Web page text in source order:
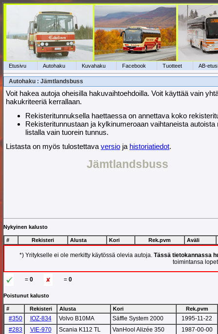
Etusivu Autohaku Kuvahaku Facebook Tuotteet AB-
Autohaku : Jämtlandsbuss
Voit hakea autoja oheisilla hakuvaihtoehdoilla. Voit käyttää vain
hakukriteeriä kerrallaan.
Rekisteritunnuksella haettaessa on annettava koko
Rekisteritunnustaan ja kylkinumeroaan vaihtaneista autoista
listalla vain tuorein tunnus.
Listasta on myös tulostettava versio ja historiatiedot.
Jämtlandsbuss
Nykyinen kalusto
# Rekisteri Alusta Kori Rek.pvm Aväli
*) Yritykselle ei ole merkitty käytössä olevia autoja. Tässä tietokannassa
toimintansa
= 0 = 0
Poistunut kalusto
# Rekisteri Alusta Kori Rek.pvm
#350 IOZ-834 Volvo B10MA Säffle System 2000
1995-11-22
#283
VIE-970 Scania K112 TL VanHool Alizée 350
1987-00-00